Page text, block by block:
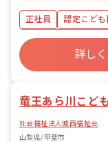
車通勤可
輪場無料
正社員 認定こども
寮・住宅・家賃補助
福利厚生充実
詳し
竜王あら川こど
社会福祉法人城西福祉会
山梨県/甲斐市